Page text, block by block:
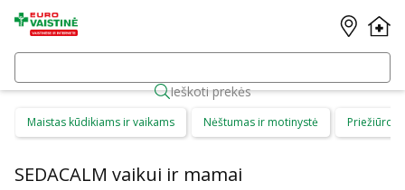
Ieškoti prekės
Maistas kūdikiams ir vaikams Nėštumas ir motinystė Priežiūros
SEDACALM vaikui ir mamai